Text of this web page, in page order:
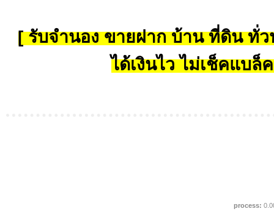
[ รับจำนอง ขายฝาก บ้าน ที่ดิน ทั่ว
ได้เงินไว ไม่เช็คแบล็
process: